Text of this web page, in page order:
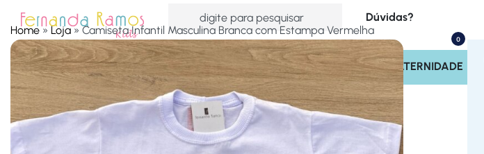
Dúvidas?
(17) 99713-4221
Rastrear Pedido
Políticas do Site
0
HOME OFERTASACESSÓRIOSMENINAS MENINOS SAÍDA MATERNIDADE
Home»Loja»Camiseta Infantil Masculina Branca com Estampa Vermelha